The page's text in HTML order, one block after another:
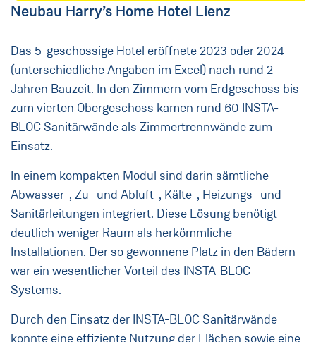
Neubau Harry’s Home Hotel Lienz
Das 5-geschossige Hotel eröffnete 2023 oder 2024
(unterschiedliche Angaben im Excel) nach rund 2
Jahren Bauzeit. In den Zimmern vom Erdgeschoss bis
zum vierten Obergeschoss kamen rund 60 INSTA-
BLOC Sanitärwände als Zimmertrennwände zum
Einsatz.
In einem kompakten Modul sind darin sämtliche
Abwasser-, Zu- und Abluft-, Kälte-, Heizungs- und
Sanitärleitungen integriert. Diese Lösung benötigt
deutlich weniger Raum als herkömmliche
Installationen. Der so gewonnene Platz in den Bädern
war ein wesentlicher Vorteil des INSTA-BLOC-
Systems.
Durch den Einsatz der INSTA-BLOC Sanitärwände
konnte eine effiziente Nutzung der Flächen sowie eine